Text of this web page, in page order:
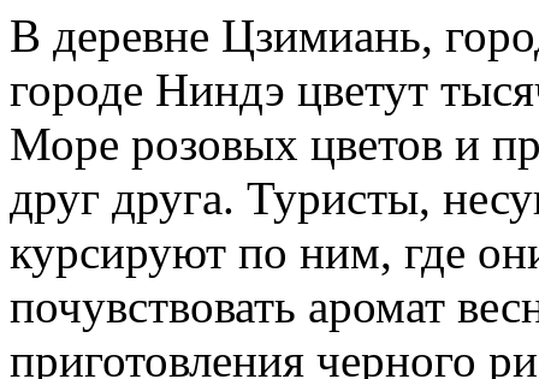
В деревне Цзимиань,
городе Ниндэ цветут
Море розовых цветов и
друг друга. Туристы,
курсируют по ним, где
почувствовать аромат
приготовления черного